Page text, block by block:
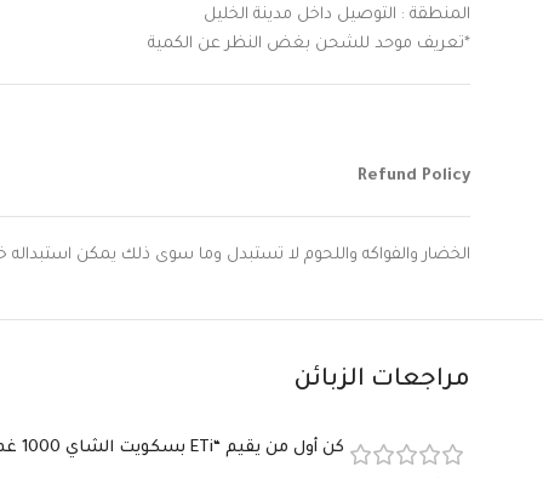
المنطقة : التوصيل داخل مدينة الخليل
*تعريف موحد للشحن بغض النظر عن الكمية
Refund Policy
الخضار والفواكه واللحوم لا تستبدل وما سوى ذلك يمكن استبداله خلال 9 ساعات اذا لم يتعرض المنتج
مراجعات الزبائن
كن أول من يقيم “ETi بسكويت الشاي 1000 غم”